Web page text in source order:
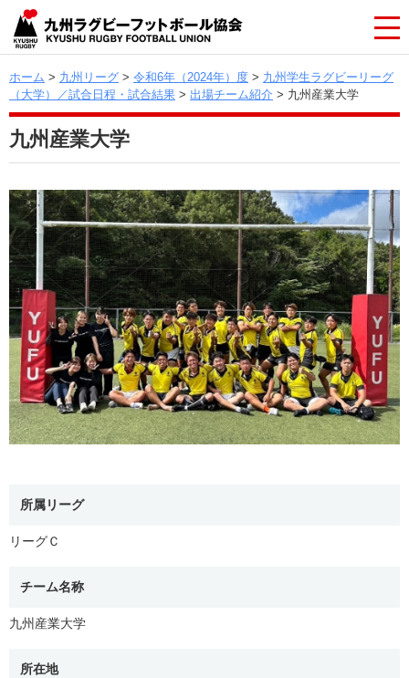
ホーム > 九州リーグ > 令和6年（2024年）度 > 九州学生ラグビーリーグ
（大学）／試合日程・試合結果 > 出場チーム紹介 > 九州産業大学
九州産業大学
所属リーグ
リーグＣ
チーム名称
九州産業大学
所在地